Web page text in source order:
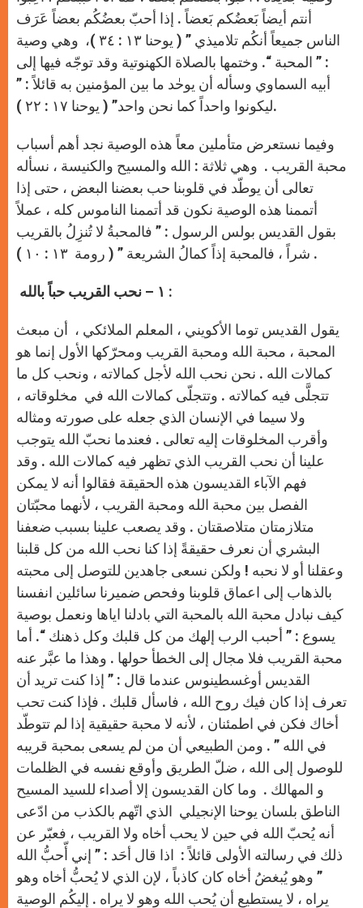
أنتم أيضاً بَعضُكم بَعضاً . إذا أحبّ بعضُكُم بعضاً عَرَف
الناس جميعاً أنكُم تلاميذي ” ( يوحنا ١٣ : ٣٤ )، وهي وصية
: ” المحبة “. وختمها بالصلاة الكهنوتية وقد توجّه فيها إلى
أبيه السماوي وسأله أن يوحٰد ما بين المؤمنين به قائلاً : ”
ليكونوا واحداً كما نحن واحد” ( يوحنا ١٧ : ٢٢ ).
وفيما نستعرض متأملين معاً هذه الوصية نجد أهم أسباب
محبة القريب . وهي ثلاثة : الله والمسيح والكنيسة ، نسأله
تعالى أن يوطّد في قلوبنا حب بعضنا البعض ، حتى إذا
أتممنا هذه الوصية نكون قد أتممنا الناموس كله ، عملاً
بقول القديس بولس الرسول : ” فالمحبةُ لا تُنزِلُ بالقريب
شراً ، فالمحبة إذاً كمالُ الشريعة ” ( رومة ١٣ : ١٠ ) .
١ – نحب القريب حباً بالله :
يقول القديس توما الأكويني ، المعلم الملائكي ، أن مبعث
المحبة ، محبة الله ومحبة القريب ومحرّكها الأول إنما هو
كمالات الله . نحن نحب الله لأجل كمالاته ، ونحب كل ما
تتجلَّى فيه كمالاته . وتتجلّى كمالات الله في مخلوقاته ،
ولا سيما في الإنسان الذي جعله على صورته ومثاله
وأقرب المخلوقات إليه تعالى . فعندما نحبّ الله يتوجب
علينا أن نحب القريب الذي تظهر فيه كمالات الله . وقد
فهم الآباء القديسون هذه الحقيقة فقالوا أنه لا يمكن
الفصل بين محبة الله ومحبة القريب ، لأنهما محبّتان
متلازمتان متلاصقتان . وقد يصعب علينا بسبب ضعفنا
البشري أن نعرف حقيقةً إذا كنا نحب الله من كل قلبنا
وعقلنا أو لا نحبه ! ولكن نسعى جاهدين للتوصل إلى محبته
بالذهاب إلى اعماق قلوبنا وفحص ضميرنا سائلين انفسنا
كيف نبادل محبة الله بالمحبة التي بادلنا اياها ونعمل بوصية
يسوع : ” أحبب الرب إلهك من كل قلبك وكل ذهنك “. أما
محبة القريب فلا مجال إلى الخطأ حولها . وهذا ما عبَّر عنه
القديس أوغسطينوس عندما قال : ” إذا كنت تريد أن
تعرف إذا كان فيك روح الله ، فاسأل قلبك . فإذا كنت تحب
أخاك فكن في اطمئنان ، لأنه لا محبة حقيقية إذا لم تتوطّد
في الله ” . ومن الطبيعي أن من لم يسعى بمحبة قريبه
للوصول إلى الله ، ضلّ الطريق وأوقع نفسه في الظلمات
و المهالك . وما كان القديسون إلا أصداء للسيد المسيح
الناطق بلسان يوحنا الإنجيلي الذي اتّهم بالكذب من ادّعى
أنه يُحبّ الله في حين لا يحب أخاه ولا القريب ، فعبّر عن
ذلك في رسالته الأولى قائلاً : اذا قال أحَد : ” إني أّحبُّ الله
” وهو يُبغضُ أخاه كان كاذباً ، لإن الذي لا يُحبُّ أخاه وهو
يراه ، لا يستطيع أن يُحب الله وهو لا يراه . إليكُم الوصية